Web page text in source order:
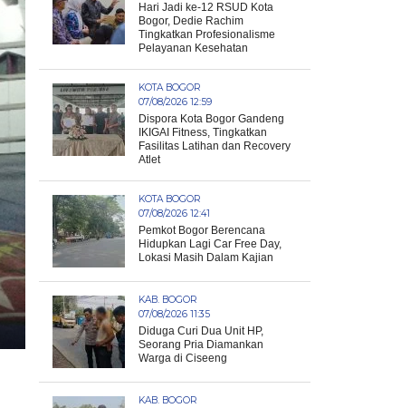
Hari Jadi ke-12 RSUD Kota
Bogor, Dedie Rachim
Tingkatkan Profesionalisme
Pelayanan Kesehatan
KOTA BOGOR
07/08/2026 12:59
Dispora Kota Bogor Gandeng
IKIGAI Fitness, Tingkatkan
Fasilitas Latihan dan Recovery
Atlet
KOTA BOGOR
07/08/2026 12:41
Pemkot Bogor Berencana
Hidupkan Lagi Car Free Day,
Lokasi Masih Dalam Kajian
KAB. BOGOR
07/08/2026 11:35
Diduga Curi Dua Unit HP,
Seorang Pria Diamankan
Warga di Ciseeng
KAB. BOGOR